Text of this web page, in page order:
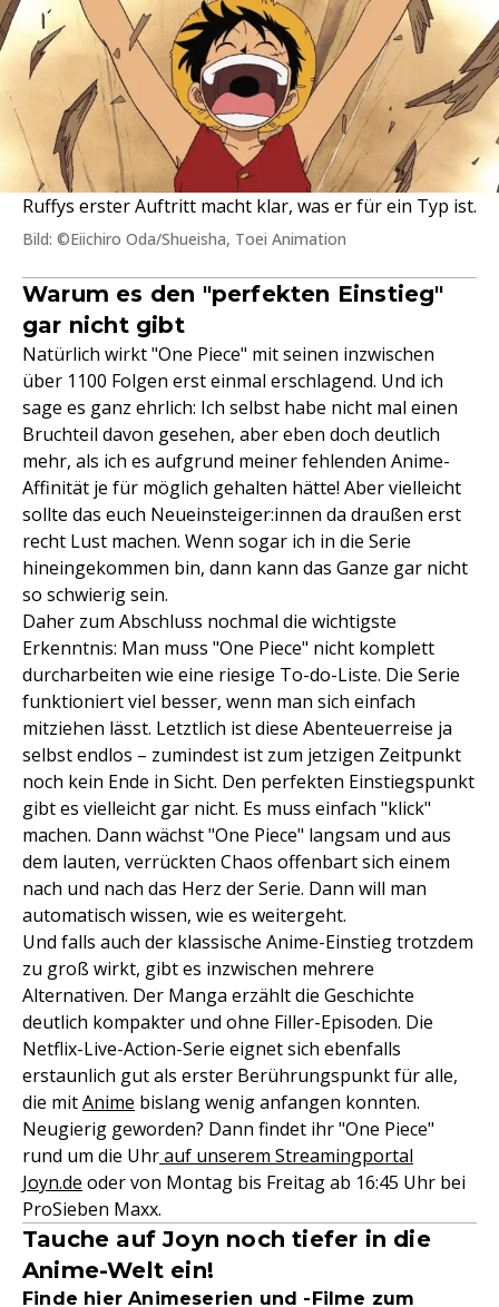
Ruffys erster Auftritt macht klar, was er für ein Typ ist.
Bild: ©Eiichiro Oda/Shueisha, Toei Animation
Warum es den "perfekten Einstieg"
gar nicht gibt
Natürlich wirkt "One Piece" mit seinen inzwischen
über 1100 Folgen erst einmal erschlagend. Und ich
sage es ganz ehrlich: Ich selbst habe nicht mal einen
Bruchteil davon gesehen, aber eben doch deutlich
mehr, als ich es aufgrund meiner fehlenden Anime-
Affinität je für möglich gehalten hätte! Aber vielleicht
sollte das euch Neueinsteiger:innen da draußen erst
recht Lust machen. Wenn sogar ich in die Serie
hineingekommen bin, dann kann das Ganze gar nicht
so schwierig sein.
Daher zum Abschluss nochmal die wichtigste
Erkenntnis: Man muss "One Piece" nicht komplett
durcharbeiten wie eine riesige To-do-Liste. Die Serie
funktioniert viel besser, wenn man sich einfach
mitziehen lässt. Letztlich ist diese Abenteuerreise ja
selbst endlos – zumindest ist zum jetzigen Zeitpunkt
noch kein Ende in Sicht. Den perfekten Einstiegspunkt
gibt es vielleicht gar nicht. Es muss einfach "klick"
machen. Dann wächst "One Piece" langsam und aus
dem lauten, verrückten Chaos offenbart sich einem
nach und nach das Herz der Serie. Dann will man
automatisch wissen, wie es weitergeht.
Und falls auch der klassische Anime-Einstieg trotzdem
zu groß wirkt, gibt es inzwischen mehrere
Alternativen. Der Manga erzählt die Geschichte
deutlich kompakter und ohne Filler-Episoden. Die
Netflix-Live-Action-Serie eignet sich ebenfalls
erstaunlich gut als erster Berührungspunkt für alle,
die mitAnime bislang wenig anfangen konnten.
Neugierig geworden? Dann findet ihr "One Piece"
rund um die Uhrauf unserem Streamingportal
Joyn.de oder von Montag bis Freitag ab 16:45 Uhr bei
ProSieben Maxx.
Tauche auf Joyn noch tiefer in die
Anime-Welt ein!
Finde hier Animeserien und -Filme zum